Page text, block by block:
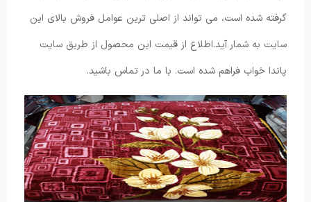
گرفته شده است، می تواند از اصلی ترین عوامل فروش بالای این
سایت به شمار آید.اطلاع از قیمت این محصول از طریق سایت
پاندا خواب فراهم شده است. با ما در تماس باشید.